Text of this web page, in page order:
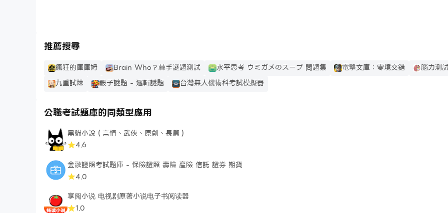
推薦搜尋
瘋狂的庫庫姆 Brain Who？棘手謎題測試 水平思考 ウミガメのスープ 問題集 電擊文庫：零境交錯
腦力測
九重試煉
骰子謎題 - 邏輯謎題 台灣無人機術科考試模擬器
公職考試題庫的同類型應用
黑貓小說（言情、武俠、原創、長篇）
4.6
金融證照考試題庫 - 保險證照 壽險 產險 信託 證券 期貨
4.0
享阅小说 电视剧原著小说电子书阅读器
1.0